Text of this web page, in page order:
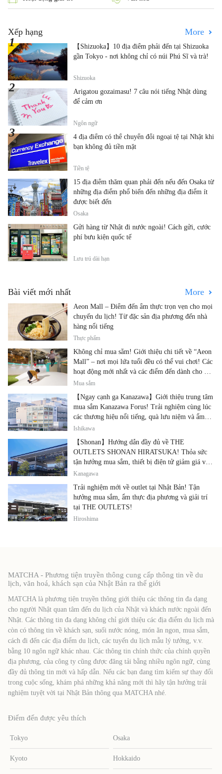
Xếp hạng More
【Shizuoka】10 địa điểm phải đến tại Shizuoka
gần Tokyo - nơi không chỉ có núi Phú Sĩ và trà!
Shizuoka
Arigatou gozaimasu! 7 câu nói tiếng Nhật dùng
để cảm ơn
Ngôn ngữ
4 địa điểm có thể chuyển đổi ngoại tệ tại Nhật khi
bạn không đủ tiền mặt
Tiền tệ
15 địa điểm thăm quan phải đến nếu đến Osaka từ
những địa điểm phổ biến đến những địa điểm ít
được biết đến
Osaka
Gửi hàng từ Nhật đi nước ngoài! Cách gửi, cước
phí bưu kiện quốc tế
Lưu trú dài hạn
Bài viết mới nhất More
Aeon Mall – Điểm đến ẩm thực trọn vẹn cho mọi
chuyến du lịch! Từ đặc sản địa phương đến nhà
hàng nổi tiếng
Thực phẩm
Không chỉ mua sắm! Giới thiệu chi tiết về “Aeon
Mall” – nơi mọi lứa tuổi đều có thể vui chơi! Các
hoạt động mới nhất và các điểm đến dành cho gia
đình.
Mua sắm
【Ngay cạnh ga Kanazawa】Giới thiệu trung tâm
mua sắm Kanazawa Forus! Trải nghiệm cùng lúc
các thương hiệu nổi tiếng, quà lưu niệm và ẩm
thực địa phương
Ishikawa
【Shonan】Hướng dẫn đầy đủ về THE
OUTLETS SHONAN HIRATSUKA! Thỏa sức
tận hưởng mua sắm, thiết bị điện tử giảm giá và
ẩm thực địa phương tại cùng một địa điểm!
Kanagawa
Trải nghiệm mới về outlet tại Nhật Bản! Tận
hưởng mua sắm, ẩm thực địa phương và giải trí
tại THE OUTLETS!
Hiroshima
MATCHA - Phương tiện truyền thông cung cấp thông tin về du
lịch, văn hoá, khách sạn của Nhật Bản ra thế giới
MATCHA là phương tiện truyền thông giới thiệu các thông tin đa dạng
cho người Nhật quan tâm đến du lịch của Nhật và khách nước ngoài đến
Nhật. Các thông tin đa dạng không chỉ giới thiệu các địa điểm du lịch mà
còn có thông tin về khách sạn, suối nước nóng, món ăn ngon, mua sắm,
cách đi đến các địa điểm du lịch, các tuyến du lịch mẫu lý tưởng, v.v.
bằng 10 ngôn ngữ khác nhau. Các thông tin chính thức của chính quyền
địa phương, của công ty cũng được đăng tải bằng nhiều ngôn ngữ, cùng
đầy đủ thông tin mới và hấp dẫn. Nếu các bạn đang tìm kiếm sự thay đổi
trong cuộc sống, khám phá những khả năng mới thì hãy tận hưởng trải
nghiệm tuyệt vời tại Nhật Bản thông qua MATCHA nhé.
Điểm đến được yêu thích
Tokyo Osaka
Kyoto Hokkaido